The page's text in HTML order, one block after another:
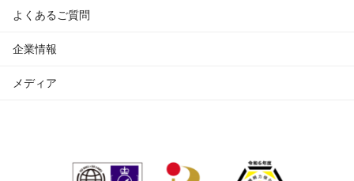
よくあるご質問
企業情報
メディア